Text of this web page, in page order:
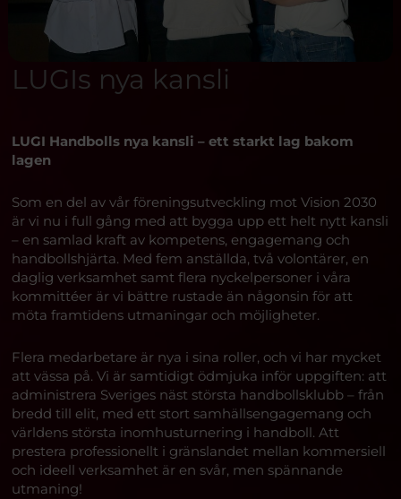
LUGIs nya kansli
LUGI Handbolls nya kansli – ett starkt lag bakom
lagen
Som en del av vår föreningsutveckling mot Vision 2030
är vi nu i full gång med att bygga upp ett helt nytt kansli
– en samlad kraft av kompetens, engagemang och
handbollshjärta. Med fem anställda, två volontärer, en
daglig verksamhet samt flera nyckelpersoner i våra
kommittéer är vi bättre rustade än någonsin för att
möta framtidens utmaningar och möjligheter.
Flera medarbetare är nya i sina roller, och vi har mycket
att vässa på. Vi är samtidigt ödmjuka inför uppgiften: att
administrera Sveriges näst största handbollsklubb – från
bredd till elit, med ett stort samhällsengagemang och
världens största inomhusturnering i handboll. Att
prestera professionellt i gränslandet mellan kommersiell
och ideell verksamhet är en svår, men spännande
utmaning!